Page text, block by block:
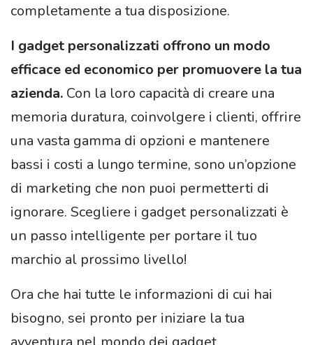
completamente a tua disposizione.
I gadget personalizzati offrono un modo
efficace ed economico per promuovere la tua
azienda. Con la loro capacità di creare una
memoria duratura, coinvolgere i clienti, offrire
una vasta gamma di opzioni e mantenere
bassi i costi a lungo termine, sono un’opzione
di marketing che non puoi permetterti di
ignorare. Scegliere i gadget personalizzati è
un passo intelligente per portare il tuo
marchio al prossimo livello!
Ora che hai tutte le informazioni di cui hai
bisogno, sei pronto per iniziare la tua